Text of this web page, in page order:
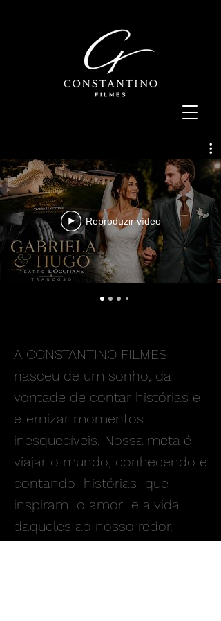
Reproduzir vídeo
A CONSTANTINO FILMES
nasceu de um sonho, da
vontade de contar histórias e
eternizar momentos
inesquecíveis. Nossa meta é
viajar o mundo, conhecendo e
contando histórias que
inspiram o amor e a vida
daqueles ao nosso redor.